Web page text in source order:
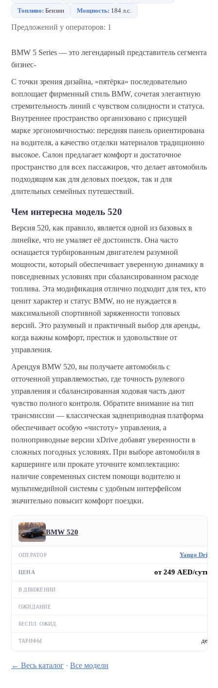
Топливо: Бензин Мощность: 184 л.с.
Предложений у операторов: 1
BMW 5 Series — это легендарный представитель сегмента
бизнес-
С точки зрения дизайна, «пятёрка» последовательно
воплощает фирменный стиль BMW, сочетая элегантную
стремительность линий с чувством солидности и статуса.
Внутреннее пространство организовано с присущей
марке эргономичностью: передняя панель ориентирована
на водителя, а качество отделки материалов традиционно
высокое. Салон предлагает комфорт и достаточное
пространство для всех пассажиров, что делает автомобиль
подходящим как для деловых поездок, так и для
длительных семейных путешествий.
Чем интересна модель 520
Версия 520, как правило, является одной из базовых в
линейке, что не умаляет её достоинств. Она часто
оснащается турбированным двигателем разумной
мощности, который обеспечивает уверенную динамику в
повседневных условиях при сбалансированном расходе
топлива. Эта модификация отлично подходит для тех, кто
ценит характер и статус BMW, но не нуждается в
максимальной спортивной заряженности топовых
версий. Это разумный и практичный выбор для аренды,
когда важны комфорт, престиж и удовольствие от
управления.
Арендуя BMW 520, вы получаете автомобиль с
отточенной управляемостью, где точность рулевого
управления и сбалансированная ходовая часть дают
чувство полного контроля. Обратите внимание на тип
трансмиссии — классическая заднеприводная платформа
обеспечивает особую «чистоту» управления, а
полноприводные версии xDrive добавят уверенности в
сложных погодных условиях. При выборе автомобиля в
каршеринге или прокате уточните комплектацию:
наличие современных систем помощи водителю и
мультимедийной системы с удобным интерфейсом
значительно повысит комфорт поездки.
BMW 520
Yango Drive
от 249 AED/сутки
день
← Весь каталог · Все модели